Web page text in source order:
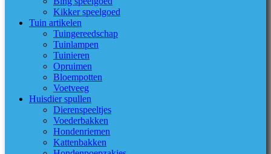
Kikker speelgoed
Tuin artikelen
Tuingereedschap
Tuinlampen
Tuinieren
Opruimen
Bloempotten
Voetveeg
Huisdier spullen
Dierenspeeltjes
Voederbakken
Hondenriemen
Kattenbakken